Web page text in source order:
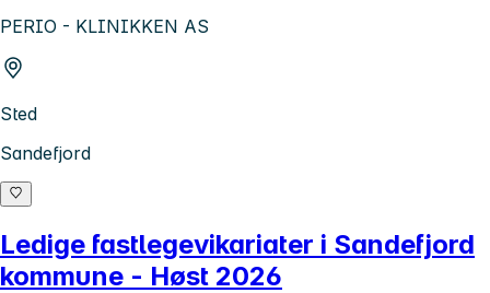
PERIO - KLINIKKEN AS
Sted
Sandefjord
Ledige fastlegevikariater i Sandefjord
kommune - Høst 2026